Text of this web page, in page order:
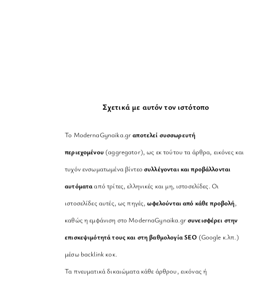
Σχετικά με αυτόν τον ιστότοπο
Το ModernaGynaika.grαποτελεί συσσωρευτή
περιεχομένου (aggregator), ως εκ τούτου τα άρθρα, εικόνες και
τυχόν ενσωματωμένα βίντεοσυλλέγονται και προβάλλονται
αυτόματααπό τρίτες, ελληνικές και μη, ιστοσελίδες. Οι
ιστοσελίδες αυτές, ως πηγές,ωφελούνται από κάθε προβολή,
καθώς η εμφάνιση στο ModernaGynaika.grσυνεισφέρει στην
επισκεψιμότητά τους και στη βαθμολογία SEO (Google κ.λπ.)
μέσω backlink κοκ.
Τα πνευματικά δικαιώματα κάθε άρθρου, εικόνας ή